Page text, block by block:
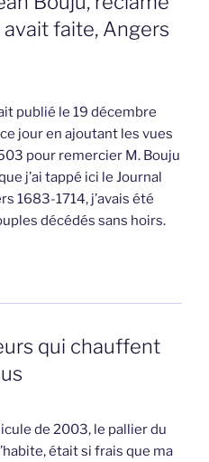
avait faite, Angers
publié le 19 décembre
jour en ajoutant les vues
pour remercier M. Bouju
j’ai tappé ici le Journal
1683-1714, j’avais été
décédés sans hoirs.
qui chauffent
de 2003, le pallier du
était si frais que ma